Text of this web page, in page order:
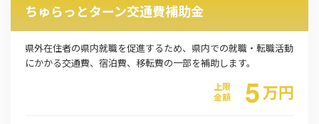
ちゅらっとターン交通費補助金
県外在住者の県内就職を促進するため、県内での就職・転職活動
にかかる交通費、宿泊費、移転費の一部を補助します。
上限
金額
5万円